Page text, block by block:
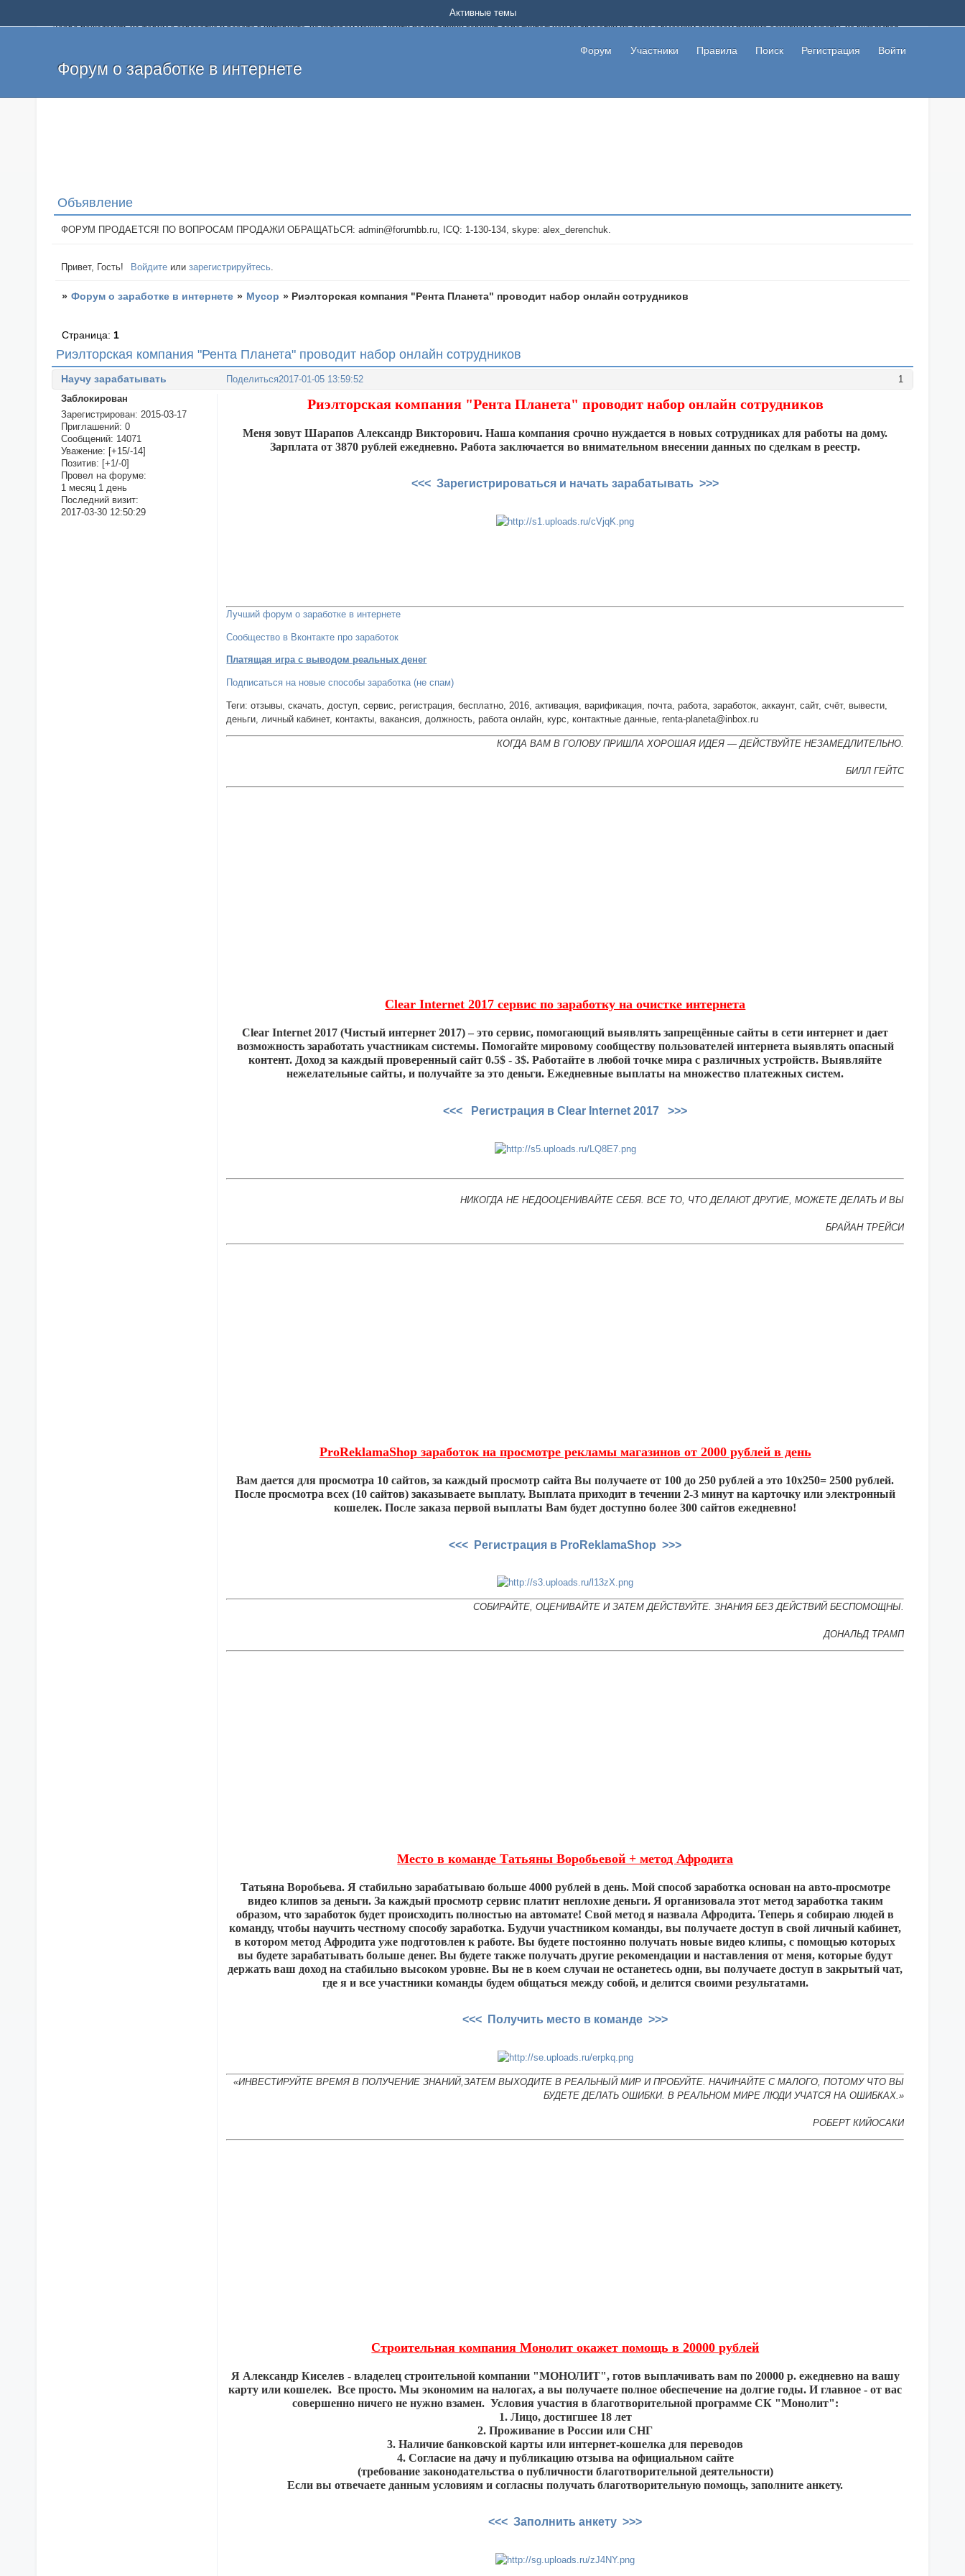
Добро пожаловать на форум о заработке и работе в интернете, на котором можно найти подходящий вариант дополнительной подработки на дому с высоким доходом помимо основной работы, не вкладывая
и оставлять свои отзывы. Если вы знаете, что определенный проект или сайт не платит, то указывайте в теме что это лохотрон, чтобы другие пользователи не попались на развод. Вы сможете начать зарабатывать
легкие деньги без вложений и регистрации уже сегодня. Создавайте новые темы, размещайте объявления со своими пригласительными ссылками и первая прибыль не заставит себя долго ждать.
Форум о заработке в интернете
Форум Участники Правила Поиск Регистрация Войти
Активные темы
Объявление
ФОРУМ ПРОДАЕТСЯ! ПО ВОПРОСАМ ПРОДАЖИ ОБРАЩАТЬСЯ: admin@forumbb.ru, ICQ: 1-130-134, skype: alex_derenchuk.
Привет, Гость! Войдите илизарегистрируйтесь.
» Форум о заработке в интернете » Мусор » Риэлторская компания "Рента Планета" проводит набор онлайн сотрудников
Риэлторская компания "Рента Планета" проводит набор онлайн сотрудников
Страница: 1
Поделиться 1
2017-01-05 13:59:52
Научу зарабатывать
Заблокирован
Зарегистрирован: 2015-03-17
Приглашений: 0
Сообщений: 14071
Уважение: [+15/-14]
Позитив: [+1/-0]
Провел на форуме:
1 месяц 1 день
Последний визит:
2017-03-30 12:50:29
Риэлторская компания "Рента Планета" проводит набор онлайн сотрудников
Меня зовут Шарапов Александр Викторович. Наша компания срочно нуждается в новых сотрудниках для работы на дому.
Зарплата от 3870 рублей ежедневно. Работа заключается во внимательном внесении данных по сделкам в реестр.
<<< Зарегистрироваться и начать зарабатывать >>>
Лучший форум о заработке в интернете
Сообщество в Вконтакте про заработок
Платящая игра с выводом реальных денег
Подписаться на новые способы заработка (не спам)
Теги: отзывы, скачать, доступ, сервис, регистрация, бесплатно, 2016, активация, варификация, почта, работа, заработок, аккаунт, сайт, счёт, вывести,
деньги, личный кабинет, контакты, вакансия, должность, работа онлайн, курс, контактные данные, renta-planeta@inbox.ru
КОГДА ВАМ В ГОЛОВУ ПРИШЛА ХОРОШАЯ ИДЕЯ — ДЕЙСТВУЙТЕ НЕЗАМЕДЛИТЕЛЬНО.
БИЛЛ ГЕЙТС
Clear Internet 2017 сервис по заработку на очистке интернета
Clear Internet 2017 (Чистый интернет 2017) – это сервис, помогающий выявлять запрещённые сайты в сети интернет и дает
возможность заработать участникам системы. Помогайте мировому сообществу пользователей интернета выявлять опасный
контент. Доход за каждый проверенный сайт 0.5$ - 3$. Работайте в любой точке мира с различных устройств. Выявляйте
нежелательные сайты, и получайте за это деньги. Ежедневные выплаты на множество платежных систем.
<<< Регистрация в Clear Internet 2017 >>>
НИКОГДА НЕ НЕДООЦЕНИВАЙТЕ СЕБЯ. ВСЕ ТО, ЧТО ДЕЛАЮТ ДРУГИЕ, МОЖЕТЕ ДЕЛАТЬ И ВЫ
БРАЙАН ТРЕЙСИ
ProReklamaShop заработок на просмотре рекламы магазинов от 2000 рублей в день
Вам дается для просмотра 10 сайтов, за каждый просмотр сайта Вы получаете от 100 до 250 рублей а это 10х250= 2500 рублей.
После просмотра всех (10 сайтов) заказываете выплату. Выплата приходит в течении 2-3 минут на карточку или электронный
кошелек. После заказа первой выплаты Вам будет доступно более 300 сайтов ежедневно!
<<< Регистрация в ProReklamaShop >>>
СОБИРАЙТЕ, ОЦЕНИВАЙТЕ И ЗАТЕМ ДЕЙСТВУЙТЕ. ЗНАНИЯ БЕЗ ДЕЙСТВИЙ БЕСПОМОЩНЫ.
ДОНАЛЬД ТРАМП
Место в команде Татьяны Воробьевой + метод Афродита
Татьяна Воробьева. Я стабильно зарабатываю больше 4000 рублей в день. Мой способ заработка основан на авто-просмотре
видео клипов за деньги. За каждый просмотр сервис платит неплохие деньги. Я организовала этот метод заработка таким
образом, что заработок будет происходить полностью на автомате! Свой метод я назвала Афродита. Теперь я собираю людей в
команду, чтобы научить честному способу заработка. Будучи участником команды, вы получаете доступ в свой личный кабинет,
в котором метод Афродита уже подготовлен к работе. Вы будете постоянно получать новые видео клипы, с помощью которых
вы будете зарабатывать больше денег. Вы будете также получать другие рекомендации и наставления от меня, которые будут
держать ваш доход на стабильно высоком уровне. Вы не в коем случаи не останетесь одни, вы получаете доступ в закрытый чат,
где я и все участники команды будем общаться между собой, и делится своими результатами.
<<< Получить место в команде >>>
«ИНВЕСТИРУЙТЕ ВРЕМЯ В ПОЛУЧЕНИЕ ЗНАНИЙ,ЗАТЕМ ВЫХОДИТЕ В РЕАЛЬНЫЙ МИР И ПРОБУЙТЕ. НАЧИНАЙТЕ С МАЛОГО, ПОТОМУ ЧТО ВЫ
БУДЕТЕ ДЕЛАТЬ ОШИБКИ. В РЕАЛЬНОМ МИРЕ ЛЮДИ УЧАТСЯ НА ОШИБКАХ.»
РОБЕРТ КИЙОСАКИ
Строительная компания Монолит окажет помощь в 20000 рублей
Я Александр Киселев - владелец строительной компании "МОНОЛИТ", готов выплачивать вам по 20000 р. ежедневно на вашу
карту или кошелек. Все просто. Мы экономим на налогах, а вы получаете полное обеспечение на долгие годы. И главное - от вас
совершенно ничего не нужно взамен. Условия участия в благотворительной программе СК "Монолит":
1. Лицо, достигшее 18 лет
2. Проживание в России или СНГ
3. Наличие банковской карты или интернет-кошелка для переводов
4. Согласие на дачу и публикацию отзыва на официальном сайте
(требование законодательства о публичности благотворительной деятельности)
Если вы отвечаете данным условиям и согласны получать благотворительную помощь, заполните анкету.
<<< Заполнить анкету >>>